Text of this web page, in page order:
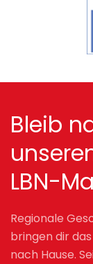
Bleib
LBN-
Regionale
bringen dir
nach Hause.